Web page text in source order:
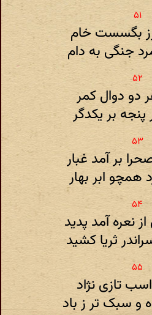
بگسست خام
جنگی به دام
دو دوال کمر
پنجه بر یکدگر
بر آمد غبار
همچو ابر بهار
نعره آمد پدید
ثریا کشید
تازی نژاد
و سبک تر ز باد